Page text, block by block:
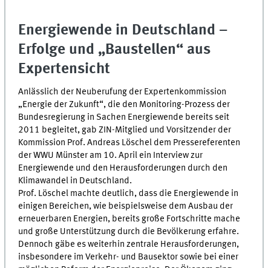
Energiewende in Deutschland –
Erfolge und „Baustellen“ aus
Expertensicht
Anlässlich der Neuberufung der Expertenkommission
„Energie der Zukunft“, die den Monitoring-Prozess der
Bundesregierung in Sachen Energiewende bereits seit
2011 begleitet, gab ZIN-Mitglied und Vorsitzender der
Kommission Prof. Andreas Löschel dem Pressereferenten
der WWU Münster am 10. April ein Interview zur
Energiewende und den Herausforderungen durch den
Klimawandel in Deutschland.
Prof. Löschel machte deutlich, dass die Energiewende in
einigen Bereichen, wie beispielsweise dem Ausbau der
erneuerbaren Energien, bereits große Fortschritte mache
und große Unterstützung durch die Bevölkerung erfahre.
Dennoch gäbe es weiterhin zentrale Herausforderungen,
insbesondere im Verkehr- und Bausektor sowie bei einer